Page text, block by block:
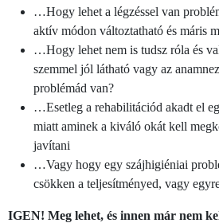
…Hogy lehet a légzéssel van
aktív módon változtatható és máris
…Hogy lehet nem is tudsz róla és
szemmel jól látható vagy az
problémád van?
…Esetleg a rehabilitációd akadt el
miatt aminek a kiváló okát kell
javítani
…Vagy hogy egy szájhigiéniai
csökken a teljesítményed, vagy
IGEN! Meg lehet, és innen már nem